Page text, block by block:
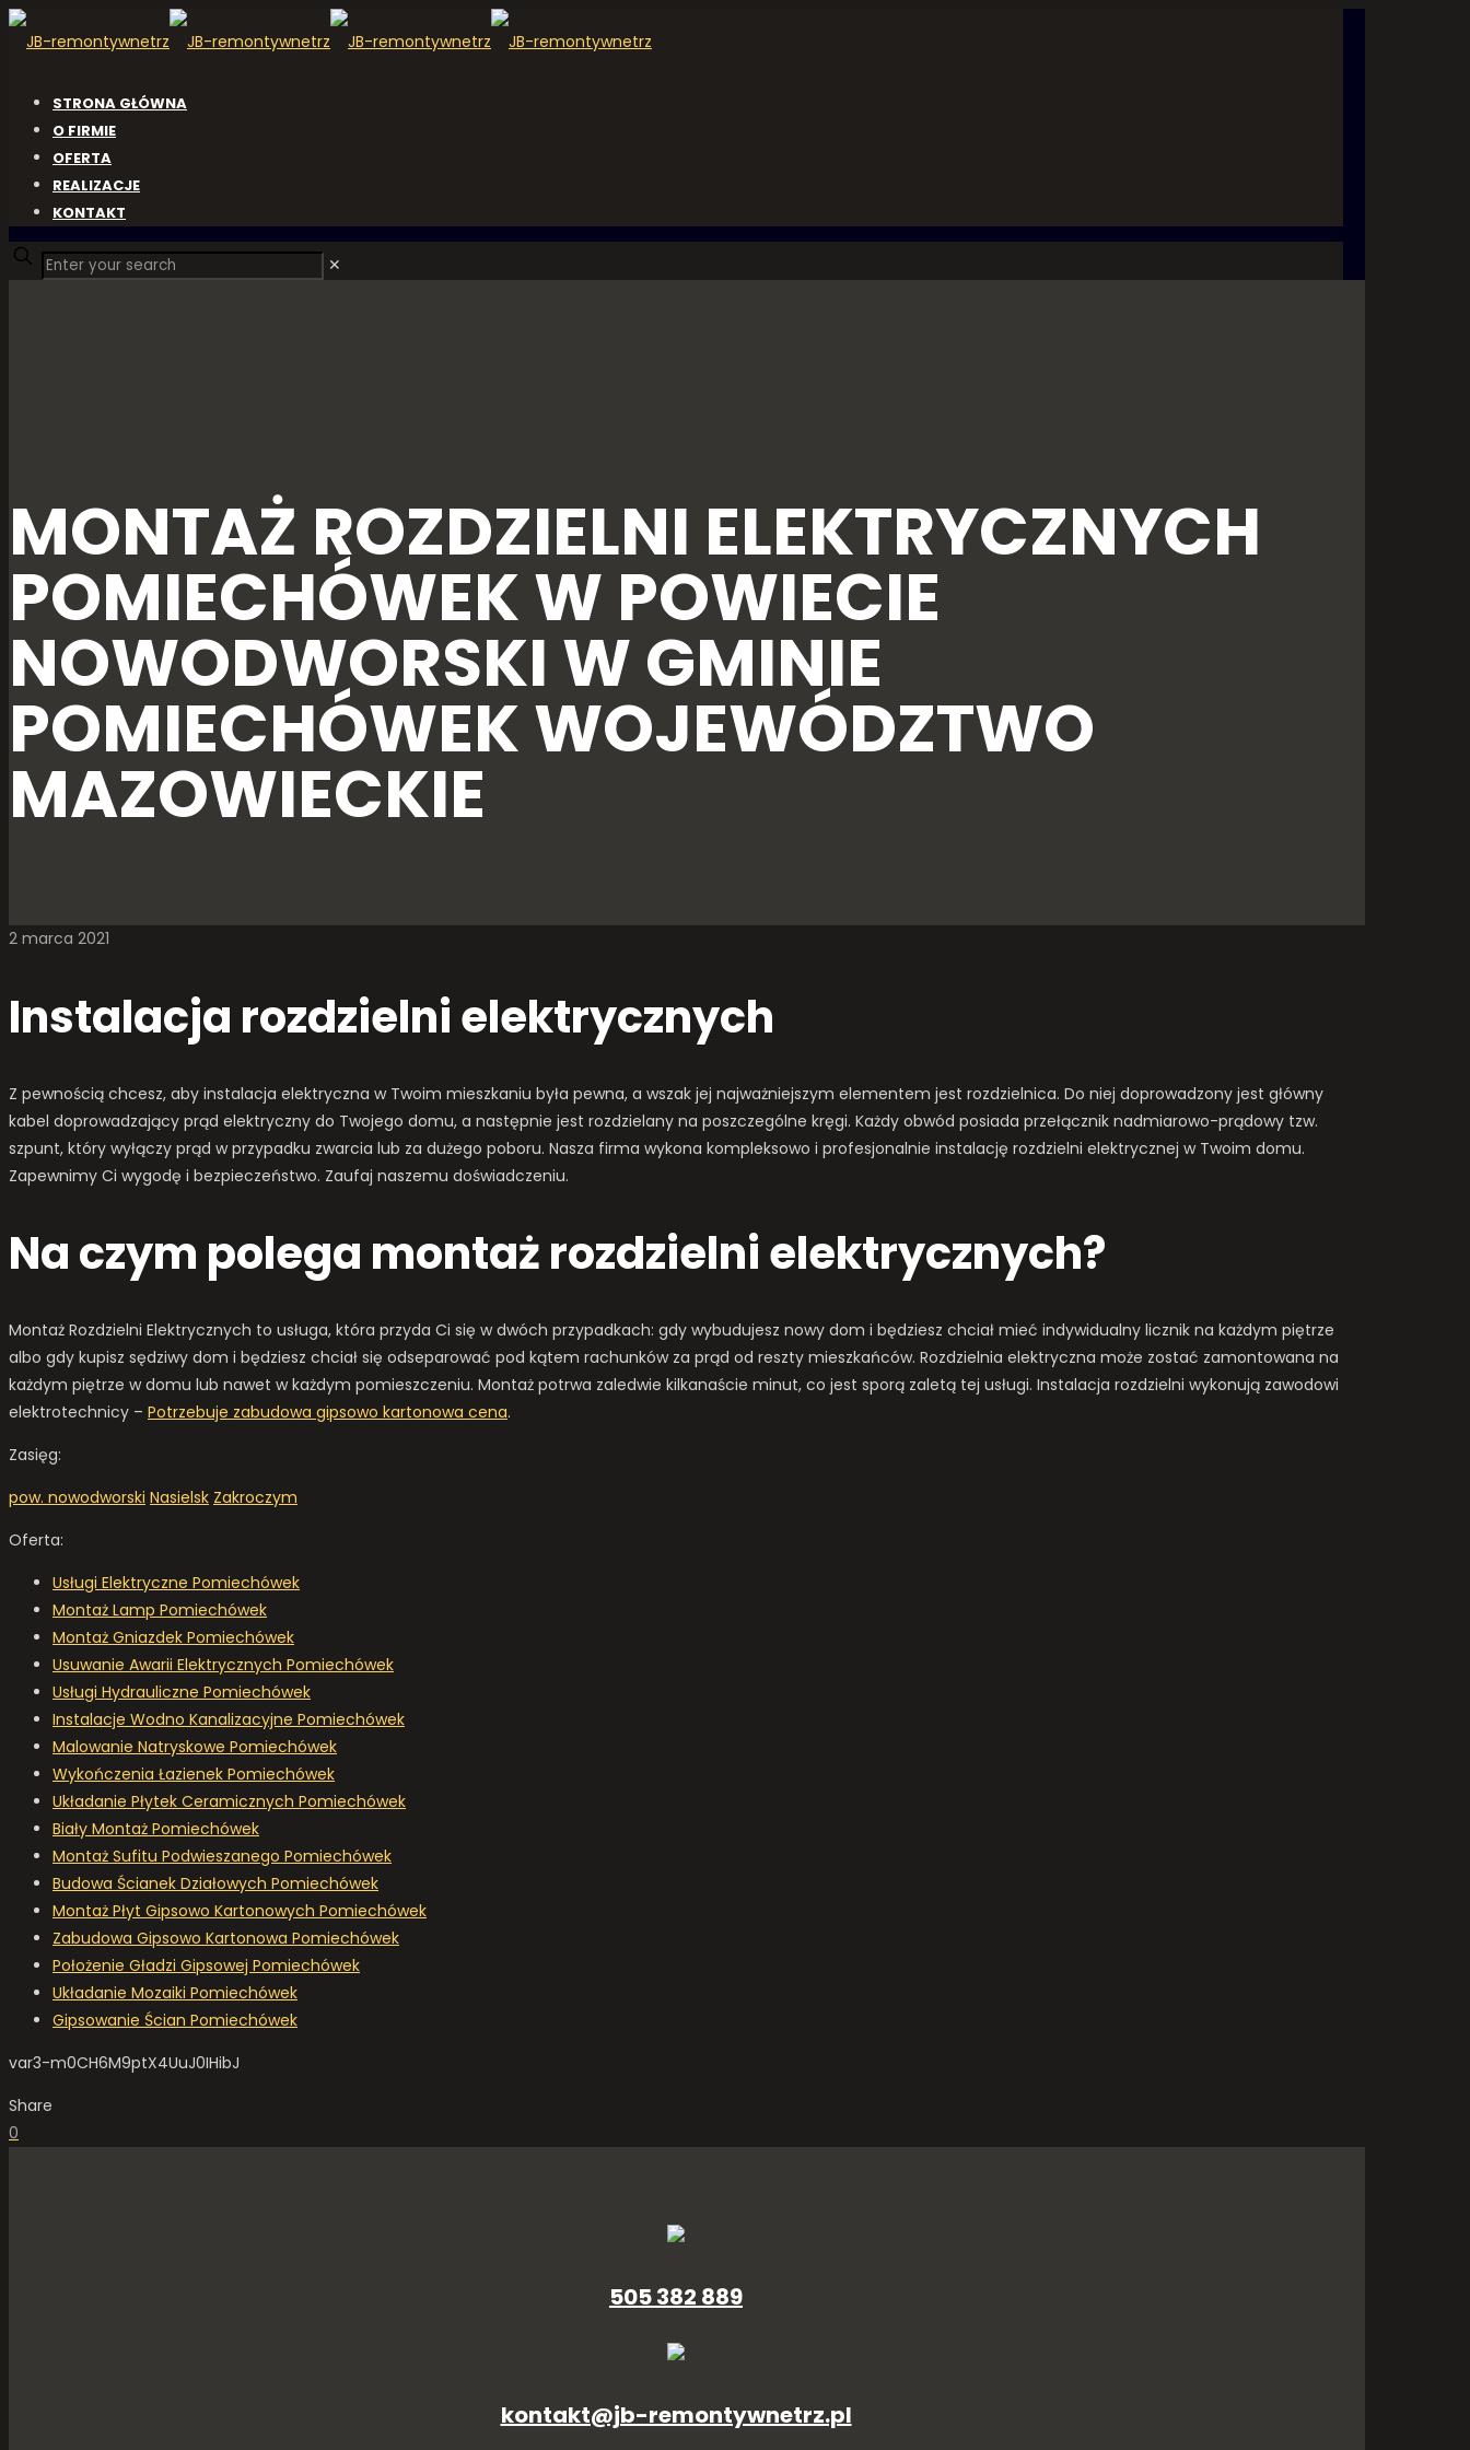
STRONA GŁÓWNA
O FIRMIE
OFERTA
REALIZACJE
KONTAKT
✕
MONTAŻ ROZDZIELNI ELEKTRYCZNYCH
POMIECHÓWEK W POWIECIE
NOWODWORSKI W GMINIE
POMIECHÓWEK WOJEWÓDZTWO
MAZOWIECKIE
2 marca 2021
Instalacja rozdzielni elektrycznych
Z pewnością chcesz, aby instalacja elektryczna w Twoim mieszkaniu była pewna, a wszak jej najważniejszym elementem jest rozdzielnica. Do niej doprowadzony jest główny
kabel doprowadzający prąd elektryczny do Twojego domu, a następnie jest rozdzielany na poszczególne kręgi. Każdy obwód posiada przełącznik nadmiarowo-prądowy tzw.
szpunt, który wyłączy prąd w przypadku zwarcia lub za dużego poboru. Nasza firma wykona kompleksowo i profesjonalnie instalację rozdzielni elektrycznej w Twoim domu.
Zapewnimy Ci wygodę i bezpieczeństwo. Zaufaj naszemu doświadczeniu.
Na czym polega montaż rozdzielni elektrycznych?
Montaż Rozdzielni Elektrycznych to usługa, która przyda Ci się w dwóch przypadkach: gdy wybudujesz nowy dom i będziesz chciał mieć indywidualny licznik na każdym piętrze
albo gdy kupisz sędziwy dom i będziesz chciał się odseparować pod kątem rachunków za prąd od reszty mieszkańców. Rozdzielnia elektryczna może zostać zamontowana na
każdym piętrze w domu lub nawet w każdym pomieszczeniu. Montaż potrwa zaledwie kilkanaście minut, co jest sporą zaletą tej usługi. Instalacja rozdzielni wykonują zawodowi
elektrotechnicy – Potrzebuje zabudowa gipsowo kartonowa cena.
Zasięg:
pow. nowodworski Nasielsk Zakroczym
Oferta:
Usługi Elektryczne Pomiechówek
Montaż Lamp Pomiechówek
Montaż Gniazdek Pomiechówek
Usuwanie Awarii Elektrycznych Pomiechówek
Usługi Hydrauliczne Pomiechówek
Instalacje Wodno Kanalizacyjne Pomiechówek
Malowanie Natryskowe Pomiechówek
Wykończenia Łazienek Pomiechówek
Układanie Płytek Ceramicznych Pomiechówek
Biały Montaż Pomiechówek
Montaż Sufitu Podwieszanego Pomiechówek
Budowa Ścianek Działowych Pomiechówek
Montaż Płyt Gipsowo Kartonowych Pomiechówek
Zabudowa Gipsowo Kartonowa Pomiechówek
Położenie Gładzi Gipsowej Pomiechówek
Układanie Mozaiki Pomiechówek
Gipsowanie Ścian Pomiechówek
var3-m0CH6M9ptX4UuJ0IHibJ
Share
0
505 382 889
kontakt@jb-remontywnetrz.pl